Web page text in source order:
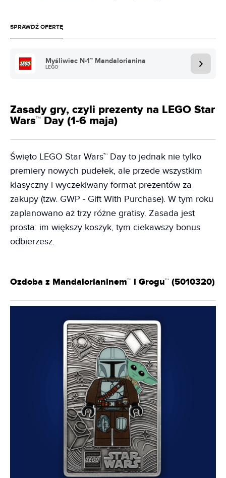
SPRAWDŹ OFERTĘ
Myśliwiec N-1™ Mandalorianina
LEGO
Zasady gry, czyli prezenty na LEGO Star
Wars™ Day (1-6 maja)
Święto LEGO Star Wars™ Day to jednak nie tylko
premiery nowych pudełek, ale przede wszystkim
klasyczny i wyczekiwany format prezentów za
zakupy (tzw. GWP - Gift With Purchase). W tym roku
zaplanowano aż trzy różne gratisy. Zasada jest
prosta: im większy koszyk, tym ciekawszy bonus
odbierzesz.
Ozdoba z Mandalorianinem™ i Grogu™ (5010320)